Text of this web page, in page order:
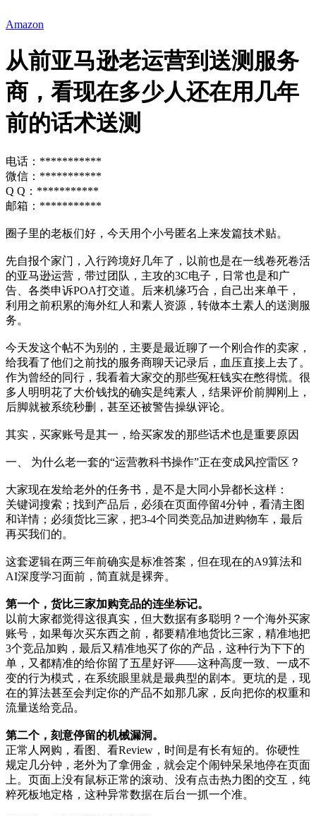
Amazon
从前亚马逊老运营到送测服务
商，看现在多少人还在用几年
前的话术送测
电话：***********
微信：***********
Q Q：***********
邮箱：***********
圈子里的老板们好，今天用个小号匿名上来发篇技术贴。
先自报个家门，入行跨境好几年了，以前也是在一线卷死卷活
的亚马逊运营，带过团队，主攻的3C电子，日常也是和广
告、各类申诉POA打交道。后来机缘巧合，自己出来单干，
利用之前积累的海外红人和素人资源，转做本土素人的送测服
务。
今天发这个帖不为别的，主要是最近聊了一个刚合作的卖家，
给我看了他们之前找的服务商聊天记录后，血压直接上去了。
作为曾经的同行，我看着大家交的那些冤枉钱实在憋得慌。很
多人明明花了大价钱找的确实是纯素人，结果评价前脚刚上，
后脚就被系统秒删，甚至还被警告操纵评论。
其实，买家账号是其一，给买家发的那些话术也是重要原因
一、 为什么老一套的“运营教科书操作”正在变成风控雷区？
大家现在发给老外的任务书，是不是大同小异都长这样：
关键词搜索；找到产品后，必须在页面停留4分钟，看清主图
和详情；必须货比三家，把3-4个同类竞品加进购物车，最后
再买我们的。
这套逻辑在两三年前确实是标准答案，但在现在的A9算法和
AI深度学习面前，简直就是裸奔。
第一个，货比三家加购竞品的连坐标记。
以前大家都觉得这很真实，但大数据有多聪明？一个海外买家
账号，如果每次买东西之前，都要精准地货比三家，精准地把
3个竞品加购，最后又精准地买了你的产品，这种行为下下的
单，又都精准的给你留了五星好评——这种高度一致、一成不
变的行为模式，在系统眼里就是最典型的剧本。更坑的是，现
在的算法甚至会判定你的产品不如那几家，反向把你的权重和
流量送给竞品。
第二个，刻意停留的机械漏洞。
正常人网购，看图、看Review，时间是有长有短的。你硬性
规定几分钟，老外为了拿佣金，就会定个闹钟呆呆地停在页面
上。页面上没有鼠标正常的滚动、没有点击热力图的交互，纯
粹死板地定格，这种异常数据在后台一抓一个准。